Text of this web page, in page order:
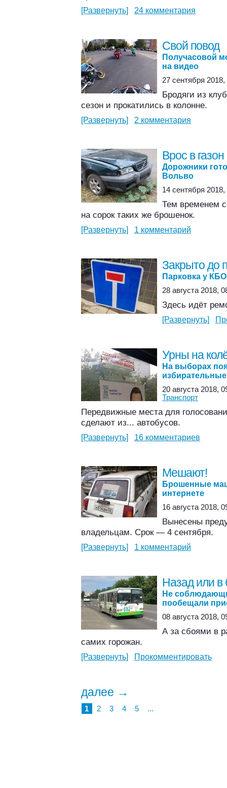
[Развернуть] 24 комментария
Свой повод
Получасовой
на видео
27 сентября
Бродяги из
сезон и прокатились в колонне.
[Развернуть] 2 комментария
Врос в газон
Дорожники
Вольво
14 сентября
Тем временем
на сорок таких же брошенок.
[Развернуть] 1 комментарий
Закрыто до
Парковка у
28 августа 2018,
Здесь идёт
[Развернуть]
Урны на
На выборах
избирательные
20 августа 2018,
Транспорт
Передвижные места для
сделают из... автобусов.
[Развернуть] 16 комментариев
Мешают!
Брошенные
интернете
16 августа 2018,
Вынесены
владельцам. Срок — 4 сентября.
[Развернуть] 1 комментарий
Назад или в
Не
пообещали
08 августа 2018,
А за сбоями в
самих горожан.
[Развернуть] Прокомментировать
далее →
1 2 3 4 5 ...